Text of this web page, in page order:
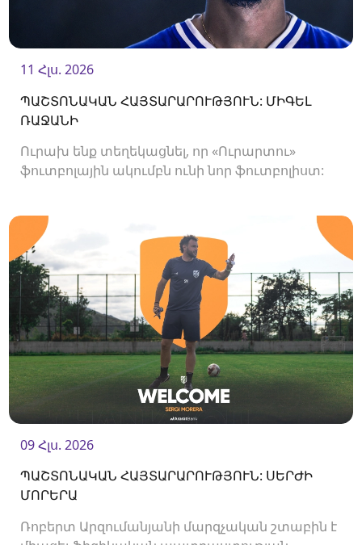
11 Հլս. 2026
ՊԱՇՏՈՆԱԿԱՆ ՀԱՅՏԱՐԱՐՈՒԹՅՈՒՆ: ՄԻԳԵԼ
ՌԱՋԱՆԻ
Ուրախ ենք տեղեկացնել, որ «Ուրարտու»
ֆուտբոլային ակումբն ունի նոր ֆուտբոլիստ:
09 Հլս. 2026
ՊԱՇՏՈՆԱԿԱՆ ՀԱՅՏԱՐԱՐՈՒԹՅՈՒՆ: ՍԵՐԺԻ
ՄՈՐԵՐԱ
Ռոբերտ Արզումանյանի մարզչական շտաբին է